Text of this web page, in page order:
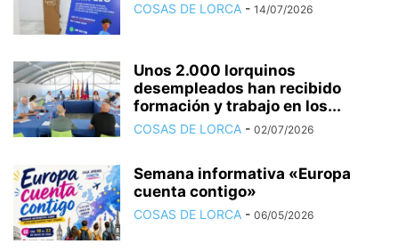
COSAS DE LORCA - 14/07/2026
Unos 2.000 lorquinos
desempleados han recibido
formación y trabajo en los...
COSAS DE LORCA - 02/07/2026
Semana informativa «Europa
cuenta contigo»
COSAS DE LORCA - 06/05/2026